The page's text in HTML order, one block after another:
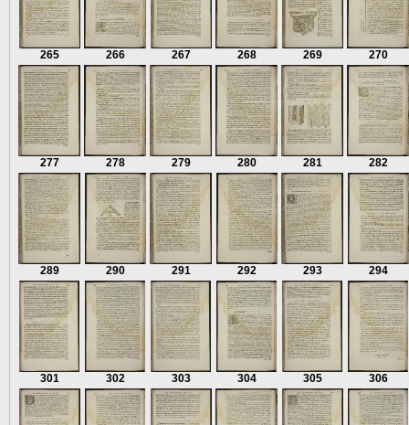
265 266 267 268 269 270
277 278 279 280 281 282
289 290 291 292 293 294
301 302 303 304 305 306